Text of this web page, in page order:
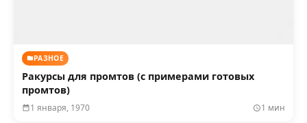
РАЗНОЕ
Ракурсы для промтов (с примерами готовых
промтов)
1 января, 1970 1 мин